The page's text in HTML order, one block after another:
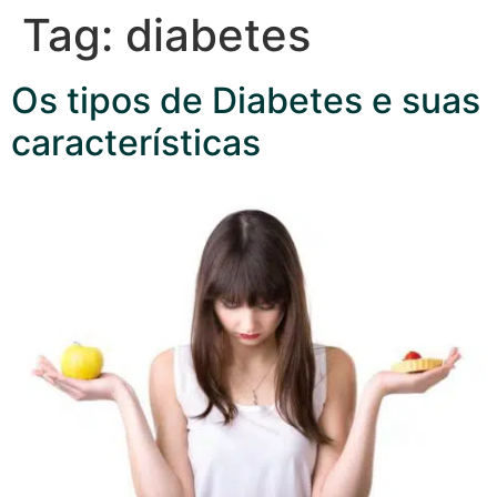
Tag: diabetes
Os tipos de Diabetes e suas
características